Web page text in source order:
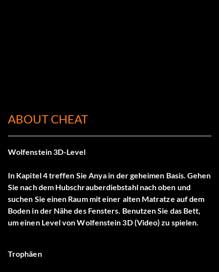
ABOUT CHEAT
Wolfenstein 3D-Level
In Kapitel 4 treffen Sie Anya in der geheimen Basis. Gehen
Sie nach dem Hubschrauberdiebstahl nach oben und
suchen Sie einen Raum mit einer alten Matratze auf dem
Boden in der Nähe des Fensters. Benutzen Sie das Bett,
um einen Level von Wolfenstein 3D (Video) zu spielen.
Trophäen